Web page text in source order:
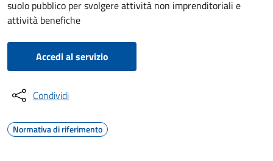
suolo pubblico per svolgere attività non imprenditoriali e
attività benefiche
Accedi al servizio
Condividi
Normativa di riferimento